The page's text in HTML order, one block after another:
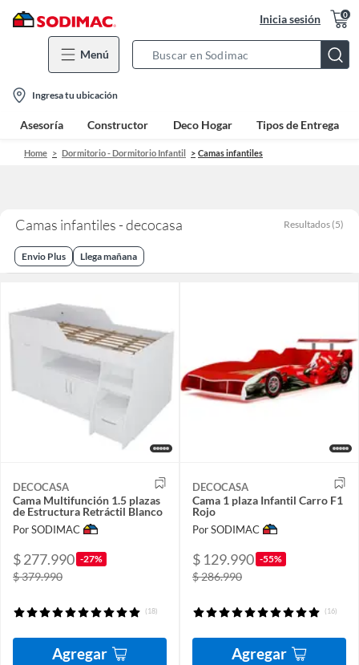
Inicia sesión 0
Menú
Bar
location-
icon
Ingresa tu ubicación
Asesoría Constructor Deco Hogar Tipos de Entrega
Home Dormitorio - Dormitorio Infantil Camas infantiles
Camas infantiles - decocasa Resultados (5)
Envio Plus Llega mañana
DECOCASA
Cama Multifunción 1.5 plazas
de Estructura Retráctil Blanco
Por SODIMAC
$ 277.990 -27%
$ 379.990
(18)
Agregar
DECOCASA
Cama 1 plaza Infantil Carro F1
Rojo
Por SODIMAC
$ 129.990 -55%
$ 286.990
(16)
Agregar